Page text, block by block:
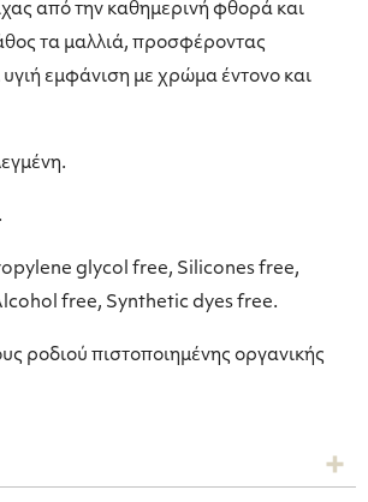
από την καθημερινή φθορά και
τα μαλλιά, προσφέροντας
υγιή εμφάνιση με χρώμα έντονο και
glycol free, Silicones free,
free, Synthetic dyes free.
ροδιού πιστοποιημένης οργανικής